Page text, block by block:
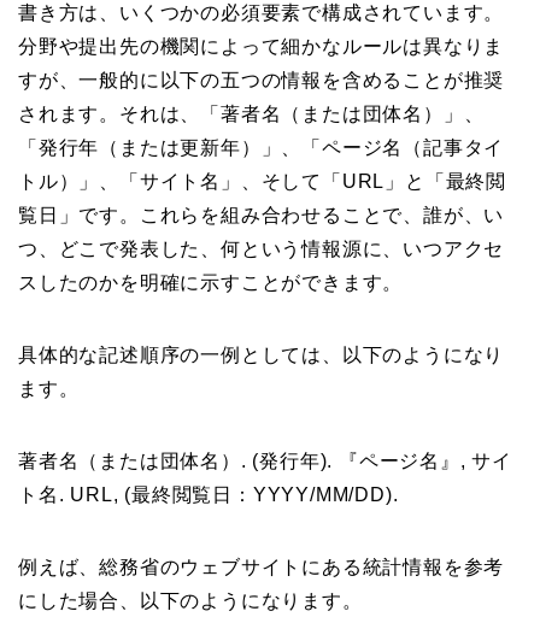
書き方は、いくつかの必須要素で構成されています。
分野や提出先の機関によって細かなルールは異なりま
すが、一般的に以下の五つの情報を含めることが推奨
されます。それは、「著者名（または団体名）」、
「発行年（または更新年）」、「ページ名（記事タイ
トル）」、「サイト名」、そして「URL」と「最終閲
覧日」です。これらを組み合わせることで、誰が、い
つ、どこで発表した、何という情報源に、いつアクセ
スしたのかを明確に示すことができます。
具体的な記述順序の一例としては、以下のようになり
ます。
著者名（または団体名）. (発行年). 『ページ名』, サイ
ト名. URL, (最終閲覧日：YYYY/MM/DD).
例えば、総務省のウェブサイトにある統計情報を参考
にした場合、以下のようになります。